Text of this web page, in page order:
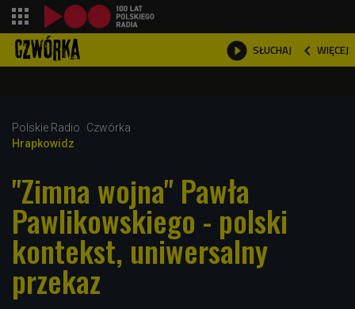
 SŁUCHAJ  WIĘCEJ

Polskie Radio
Czwórka
Hrapkowidz
"Zimna wojna" Pawła
Pawlikowskiego - polski
kontekst, uniwersalny
przekaz